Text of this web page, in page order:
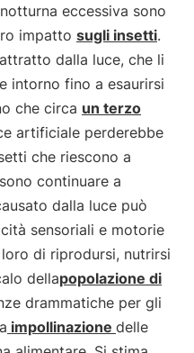
eccessiva sono
impatto sugli insetti.
dalla luce, che li
intorno fino a esaurirsi
che circa un terzo
artificiale perderebbe
che riescono a
continuare a
dalla luce può
sensoriali e motorie
di riprodursi, nutrirsi
dellapopolazione di
drammatiche per gli
impollinazione delle